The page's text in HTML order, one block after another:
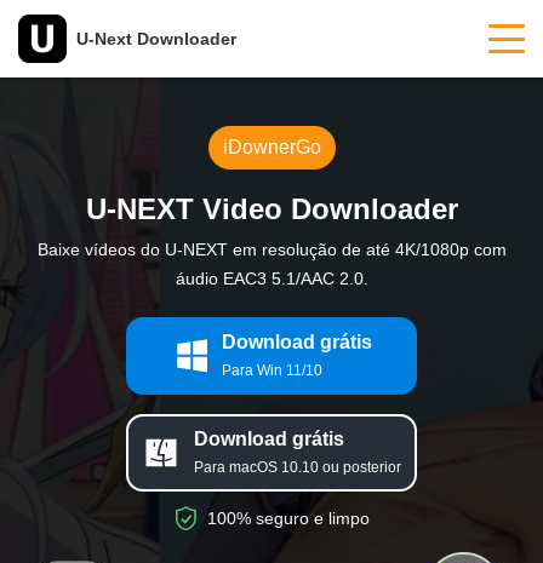
U-Next Downloader
iDownerGo
U-NEXT Video Downloader
Baixe vídeos do U-NEXT em resolução de até 4K/1080p com
áudio EAC3 5.1/AAC 2.0.
Download grátis
Para Win 11/10
Download grátis
Para macOS 10.10 ou posterior
100% seguro e limpo